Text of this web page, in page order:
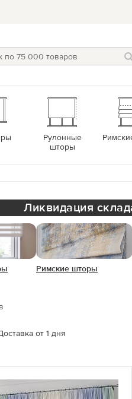
Рулонные
шторы
Ликвидация
Римские шторы
от 1 дня